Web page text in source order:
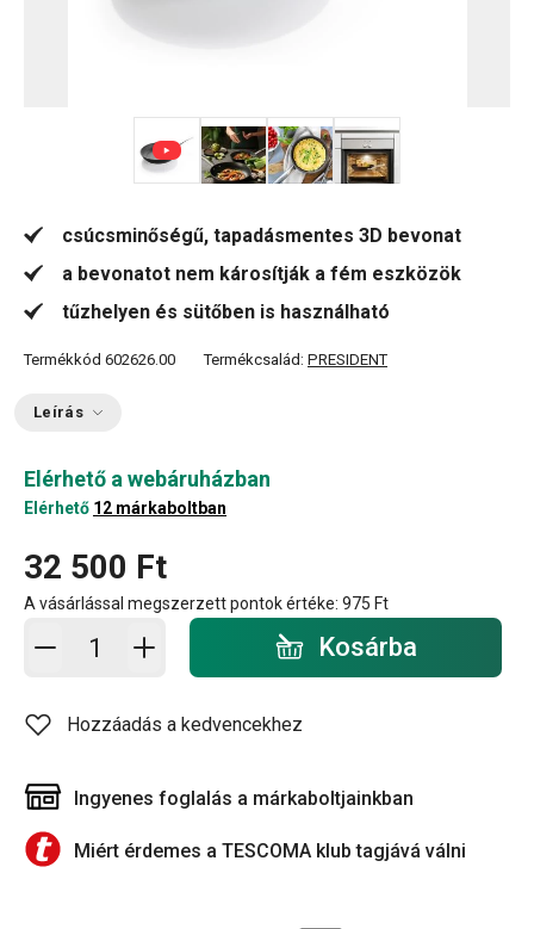
csúcsminőségű, tapadásmentes 3D bevonat
a bevonatot nem károsítják a fém eszközök
tűzhelyen és sütőben is használható
Termékkód 602626.00 Termékcsalád: PRESIDENT
Leírás
Elérhető a webáruházban
Elérhető 12 márkaboltban
32 500 Ft
A vásárlással megszerzett pontok értéke: 975 Ft
Kosárba - mennyiség Kosárba
Hozzáadás a kedvencekhez
Ingyenes foglalás a márkaboltjainkban
Miért érdemes a TESCOMA klub tagjává válni